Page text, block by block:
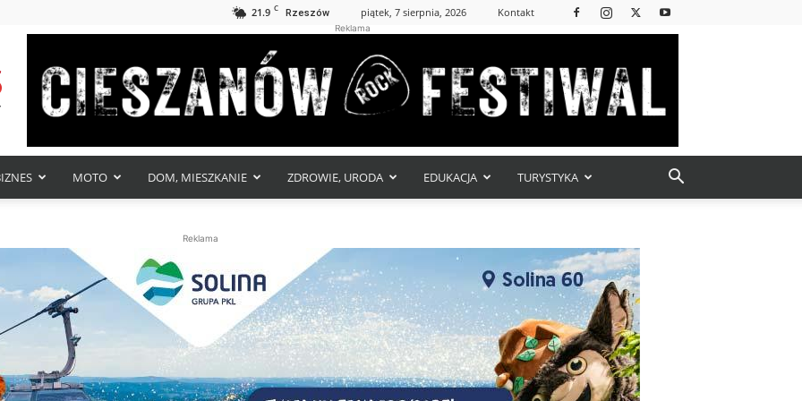
21.9 C Rzeszów piątek, 7 sierpnia, 2026 Kontakt
Reklama
MOTO DOM, MIESZKANIE ZDROWIE, URODA EDUKACJA TURYSTYKA
Reklama